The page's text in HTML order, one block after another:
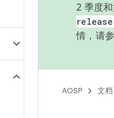
2 季度
release
情，请
AOSP 文档